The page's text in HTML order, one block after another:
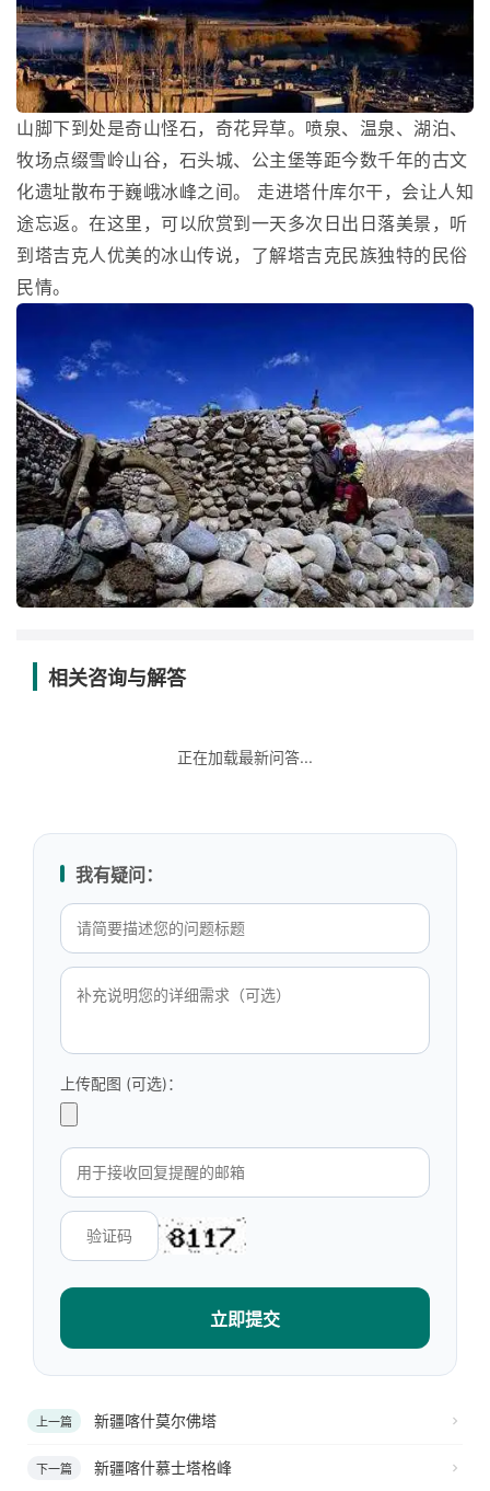
山脚下到处是奇山怪石，奇花异草。喷泉、温泉、湖泊、
牧场点缀雪岭山谷，石头城、公主堡等距今数千年的古文
化遗址散布于巍峨冰峰之间。 走进塔什库尔干，会让人知
途忘返。在这里，可以欣赏到一天多次日出日落美景，听
到塔吉克人优美的冰山传说，了解塔吉克民族独特的民俗
民情。
相关咨询与解答
正在加载最新问答...
我有疑问：
上传配图 (可选)：
立即提交
上一篇 新疆喀什莫尔佛塔
下一篇 新疆喀什慕士塔格峰